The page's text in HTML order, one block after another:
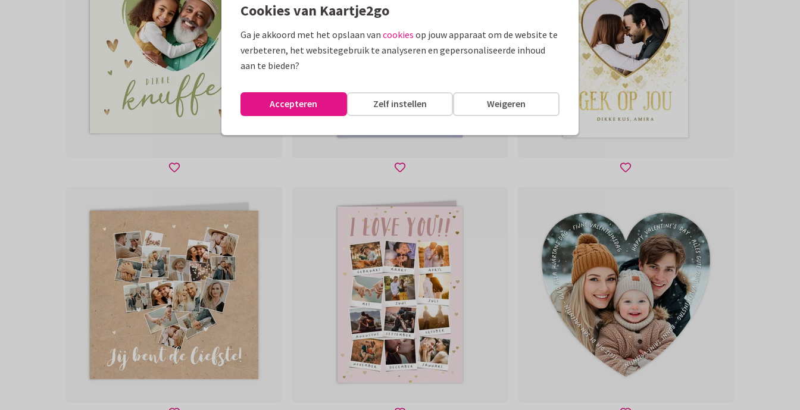
Cookies van Kaartje2go
Ga je akkoord met het opslaan van cookies op jouw apparaat om de website te
verbeteren, het websitegebruik te analyseren en gepersonaliseerde inhoud
aan te bieden?
Weigeren
Zelf instellen
Accepteren